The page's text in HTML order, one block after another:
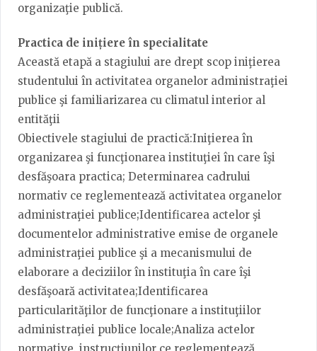
organizaţie publică.
Practica de inițiere în specialitate
Această etapă a stagiului are drept scop iniţierea
studentului în activitatea organelor administraţiei
publice şi familiarizarea cu climatul interior al
entităţii
Obiectivele stagiului de practică:Iniţierea în
organizarea şi funcţionarea instituţiei în care îşi
desfăşoara practica; Determinarea cadrului
normativ ce reglementează activitatea organelor
administraţiei publice;Identificarea actelor şi
documentelor administrative emise de organele
administraţiei publice şi a mecanismului de
elaborare a deciziilor în instituţia în care îşi
desfăşoară activitatea;Identificarea
particularităţilor de funcţionare a instituţiilor
administraţiei publice locale;Analiza actelor